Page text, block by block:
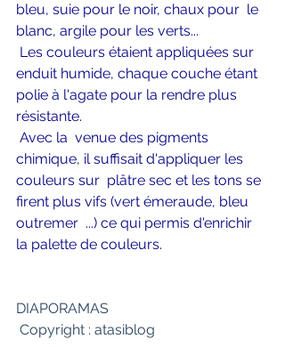
bleu, suie pour le noir, chaux pour  le
blanc, argile pour les verts...
Les couleurs étaient appliquées sur
enduit humide, chaque couche étant
polie à l'agate pour la rendre plus
résistante.
Avec la  venue des pigments
chimique, il suffisait d'appliquer les
couleurs sur  plâtre sec et les tons se
firent plus vifs (vert émeraude, bleu
outremer  ...) ce qui permis d'enrichir
la palette de couleurs.
DIAPORAMAS
Copyright : atasiblog